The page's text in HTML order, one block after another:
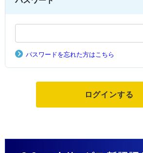
パスワードを忘れた方はこちら